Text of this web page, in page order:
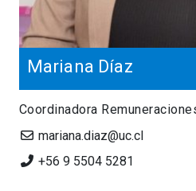
Mariana Díaz
Coordinadora
mariana.diaz@uc.cl
+56 9 5504 5281